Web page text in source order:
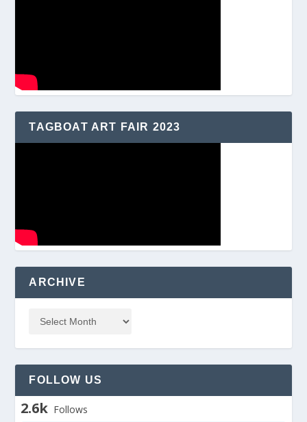
TAGBOAT ART FAIR 2023
ARCHIVE
FOLLOW US
2.6k Follows